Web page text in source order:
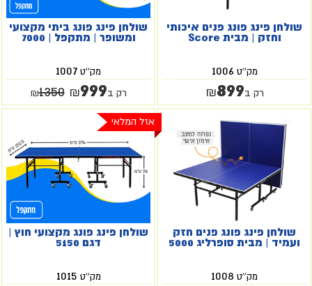
שולחן פינג פונג פנים איכותי
וחזק | מבית Score
מק''ט 1006
רק ב ₪899
שולחן פינג פונג ביתי מקצועי
ומשופר | מתקפל | 7000
מק''ט 1007
רק ב ₪999
₪1350
שולחן פינג פונג פנים חזק
ועמיד | מבית סופרליג 5000
מק''ט 1008
אזל המלאי
שולחן פינג פונג מקצועי חוץ |
דגם 5150
מק''ט 1015